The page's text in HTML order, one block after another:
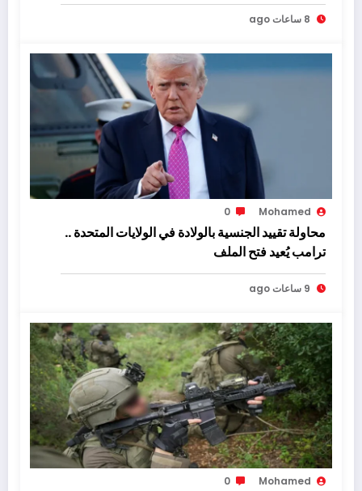
8 ساعات ago
Mohamed
0
محاولة تقييد الجنسية بالولادة في الولايات المتحدة ..
ترامب يُعيد فتح الملف
9 ساعات ago
Mohamed
0